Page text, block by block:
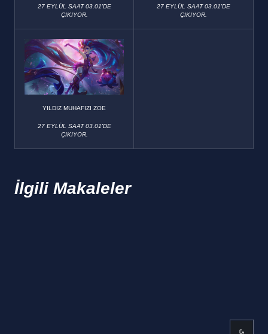
27 EYLÜL SAAT 03.01'DE
ÇIKIYOR.
27 EYLÜL SAAT 03.01'DE
ÇIKIYOR.
YILDIZ MUHAFIZI ZOE
27 EYLÜL SAAT 03.01'DE
ÇIKIYOR.
İlgili Makaleler